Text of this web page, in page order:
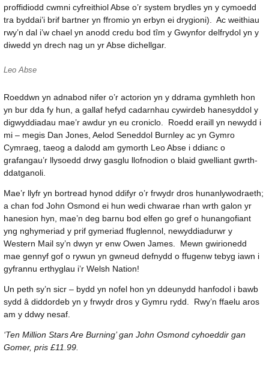
proffidiodd cwmni cyfreithiol Abse o’r system brydles yn y cymoedd
tra byddai’i brif bartner yn ffromio yn erbyn ei drygioni). Ac weithiau
rwy’n dal i’w chael yn anodd credu bod tîm y Gwynfor delfrydol yn y
diwedd yn drech nag un yr Abse dichellgar.
Leo Abse
Roeddwn yn adnabod nifer o’r actorion yn y ddrama gymhleth hon
yn bur dda fy hun, a gallaf hefyd cadarnhau cywirdeb hanesyddol y
digwyddiadau mae’r awdur yn eu croniclo. Roedd eraill yn newydd i
mi – megis Dan Jones, Aelod Seneddol Burnley ac yn Gymro
Cymraeg, taeog a dalodd am gymorth Leo Abse i ddianc o
grafangau’r llysoedd drwy gasglu llofnodion o blaid gwelliant gwrth-
ddatganoli.
Mae’r llyfr yn bortread hynod ddifyr o’r frwydr dros hunanlywodraeth;
a chan fod John Osmond ei hun wedi chwarae rhan wrth galon yr
hanesion hyn, mae’n deg barnu bod elfen go gref o hunangofiant
yng nghymeriad y prif gymeriad ffuglennol, newyddiadurwr y
Western Mail sy’n dwyn yr enw Owen James. Mewn gwirionedd
mae gennyf gof o rywun yn gwneud defnydd o ffugenw tebyg iawn i
gyfrannu erthyglau i’r Welsh Nation!
Un peth sy’n sicr – bydd yn nofel hon yn ddeunydd hanfodol i bawb
sydd â diddordeb yn y frwydr dros y Gymru rydd. Rwy’n ffaelu aros
am y ddwy nesaf.
‘Ten Million Stars Are Burning’ gan John Osmond cyhoeddir gan
Gomer, pris £11.99.